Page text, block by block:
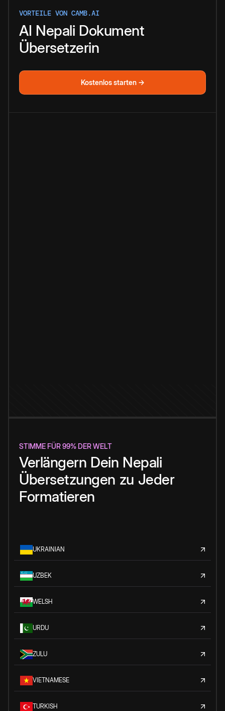
VORTEILE VON CAMB.AI
AI Nepali Dokument
Übersetzerin
Kostenlos starten →
STIMME FÜR 99% DER WELT
Verlängern Dein Nepali
Übersetzungen zu Jeder
Formatieren
UKRAINIAN
UZBEK
WELSH
URDU
ZULU
VIETNAMESE
TURKISH